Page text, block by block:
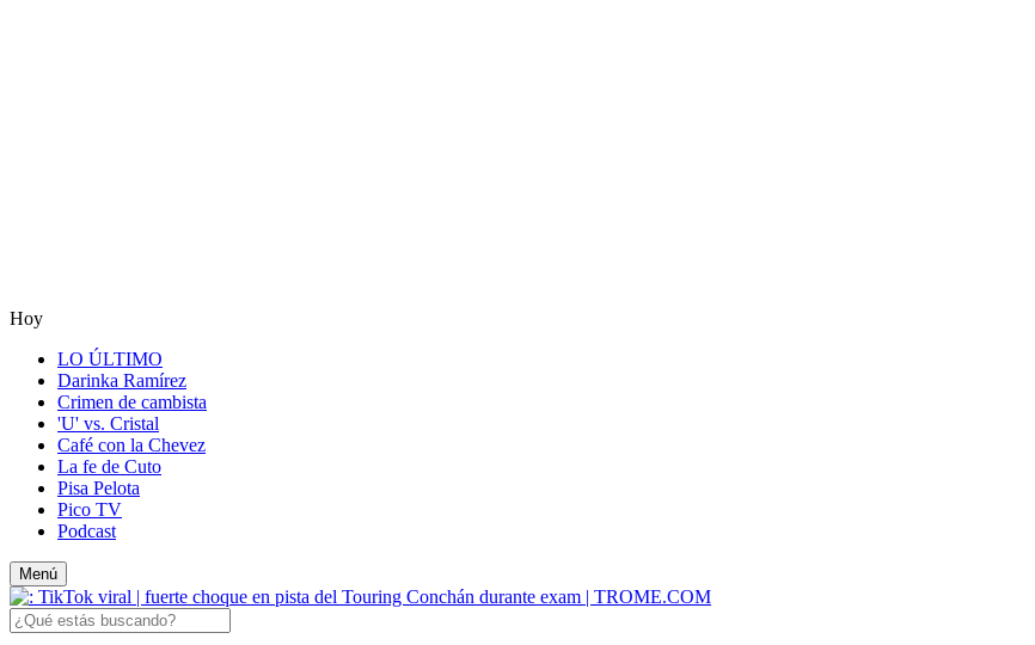
Hoy
LO ÚLTIMO
Darinka Ramírez
Crimen de cambista
'U' vs. Cristal
Café con la Chevez
La fe de Cuto
Pisa Pelota
Pico TV
Podcast
Menú